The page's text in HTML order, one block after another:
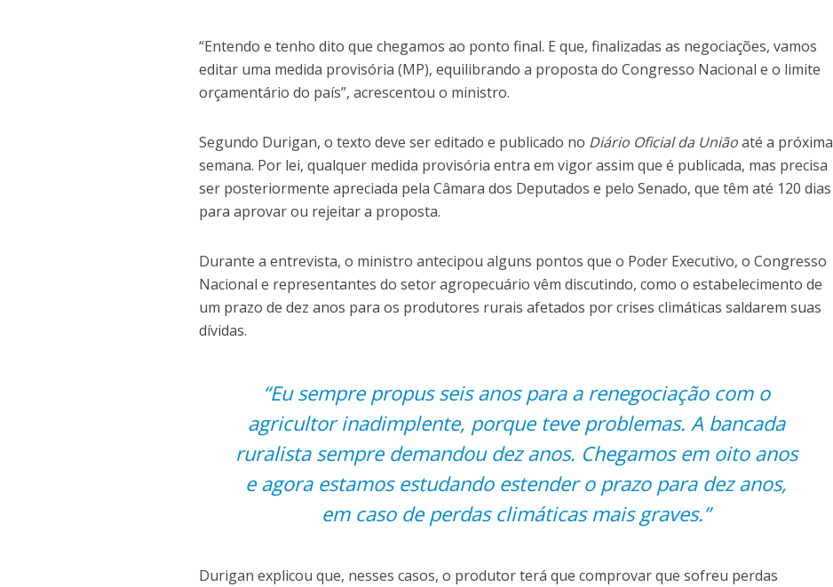
“Entendo e tenho dito que chegamos ao ponto final. E que, finalizadas as negociações, vamos
editar uma medida provisória (MP), equilibrando a proposta do Congresso Nacional e o limite
orçamentário do país”, acrescentou o ministro.
Segundo Durigan, o texto deve ser editado e publicado no Diário Oficial da Uniãoaté a próxima
semana. Por lei, qualquer medida provisória entra em vigor assim que é publicada, mas precisa
ser posteriormente apreciada pela Câmara dos Deputados e pelo Senado, que têm até 120 dias
para aprovar ou rejeitar a proposta.
Durante a entrevista, o ministro antecipou alguns pontos que o Poder Executivo, o Congresso
Nacional e representantes do setor agropecuário vêm discutindo, como o estabelecimento de
um prazo de dez anos para os produtores rurais afetados por crises climáticas saldarem suas
dívidas.
“Eu sempre propus seis anos para a renegociação com o
agricultor inadimplente, porque teve problemas. A bancada
ruralista sempre demandou dez anos. Chegamos em oito anos
e agora estamos estudando estender o prazo para dez anos,
em caso de perdas climáticas mais graves.”
Durigan explicou que, nesses casos, o produtor terá que comprovar que sofreu perdas